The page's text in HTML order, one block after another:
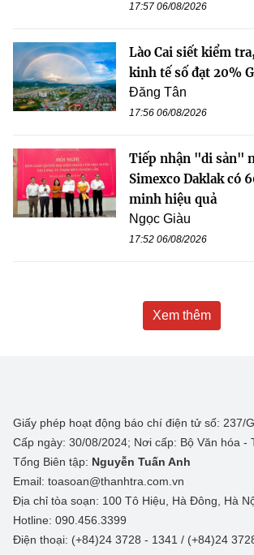
17:57 06/08/2026
Lào Cai siết kiểm
kinh tế số đạt 20%
Đăng Tân
17:56 06/08/2026
Tiếp nhận "di sản"
Simexco Daklak có
minh hiệu quả
Ngọc Giàu
17:52 06/08/2026
Xem thêm
Giấy phép hoạt động báo chí điện tử số: 237/
Cấp ngày: 30/08/2024; Nơi cấp: Bộ Văn hóa -
Tổng Biên tập: Nguyễn Tuấn Anh
Email: toasoan@thanhtra.com.vn
Địa chỉ tòa soạn: 100 Tô Hiệu, Hà Đông, Hà
Hotline: 090.456.3399
Điện thoại: (+84)24 3728 - 1341 / (+84)24